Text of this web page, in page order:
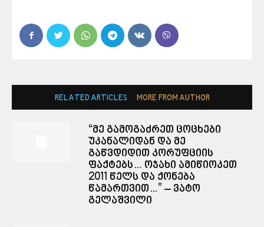
RELATED ARTICLES MORE FROM AUTHOR
“მე გამოგაძრეთ ცოცხები
უკანალიდან და მე
გაწვდიდით კორუფციის
ფაქტებს… ოჯახი ამიწიოკეთ
2011 წელს და ქონება
წამართვით…” – ვატო
გელაშვილი